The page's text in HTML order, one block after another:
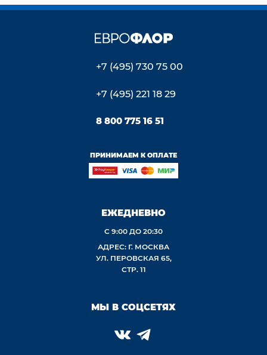
+7 (495) 730 75 00
+7 (495) 221 18 29
8 800 775 16 51
ПРИНИМАЕМ К ОПЛАТЕ
ЕЖЕДНЕВНО
С 9:00 ДО 20:30
АДРЕС: Г. МОСКВА
УЛ. ПЕРОВСКАЯ 65,
СТР. 11
МЫ В СОЦСЕТЯХ